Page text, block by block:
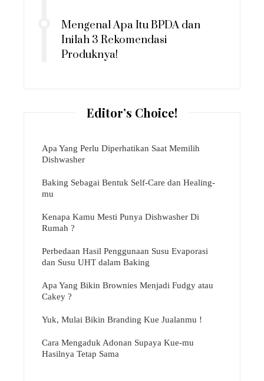
Mengenal Apa Itu BPDA dan
Inilah 3 Rekomendasi
Produknya!
Editor’s Choice!
Apa Yang Perlu Diperhatikan Saat Memilih
Dishwasher
Baking Sebagai Bentuk Self-Care dan Healing-
mu
Kenapa Kamu Mesti Punya Dishwasher Di
Rumah ?
Perbedaan Hasil Penggunaan Susu Evaporasi
dan Susu UHT dalam Baking
Apa Yang Bikin Brownies Menjadi Fudgy atau
Cakey ?
Yuk, Mulai Bikin Branding Kue Jualanmu !
Cara Mengaduk Adonan Supaya Kue-mu
Hasilnya Tetap Sama